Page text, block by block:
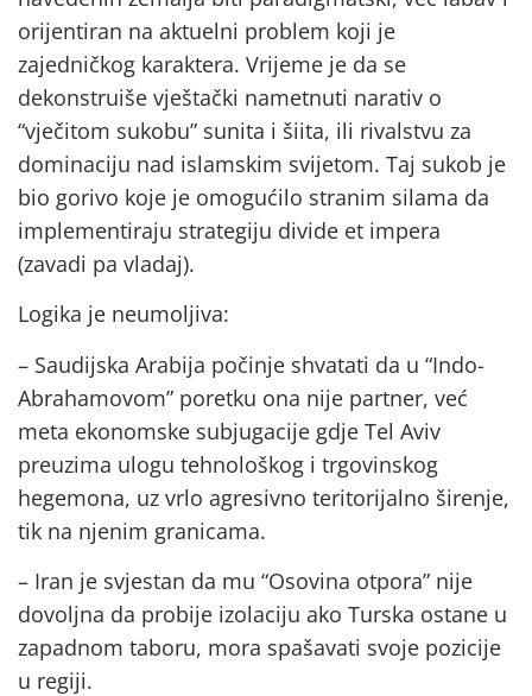
orijentiran na aktuelni problem koji je
zajedničkog karaktera. Vrijeme je da se
dekonstruiše vještački nametnuti narativ o
“vječitom sukobu” sunita i šiita, ili rivalstvu za
dominaciju nad islamskim svijetom. Taj sukob je
bio gorivo koje je omogućilo stranim silama da
implementiraju strategiju divide et impera
(zavadi pa vladaj).
Logika je neumoljiva:
– Saudijska Arabija počinje shvatati da u “Indo-
Abrahamovom” poretku ona nije partner, već
meta ekonomske subjugacije gdje Tel Aviv
preuzima ulogu tehnološkog i trgovinskog
hegemona, uz vrlo agresivno teritorijalno širenje,
tik na njenim granicama.
– Iran je svjestan da mu “Osovina otpora” nije
dovoljna da probije izolaciju ako Turska ostane u
zapadnom taboru, mora spašavati svoje pozicije
u regiji.